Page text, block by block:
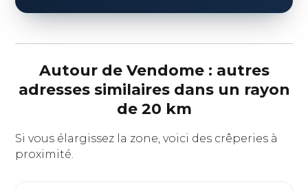
Autour de Vendome : autres
adresses similaires dans un rayon
de 20 km
Si vous élargissez la zone, voici des crêperies à
proximité.